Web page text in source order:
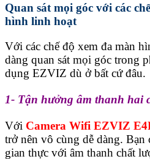
Quan sát mọi góc với các
hình linh hoạt
Với các chế độ xem đa màn
dàng quan sát mọi góc trong
dụng EZVIZ dù ở bất cứ đâu.
1- Tận hưởng âm thanh hai
Với Camera Wifi EZVIZ
trở nên vô cùng dễ dàng. Bạn
gian thực với âm thanh chất